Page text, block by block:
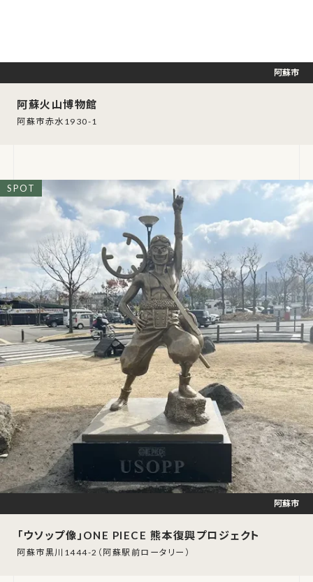
阿蘇火山博物館
阿蘇市赤水1930-1
阿蘇市
「ウソップ像」ONE PIECE 熊本復興プロジェクト
阿蘇市黒川1444-2（阿蘇駅前ロータリー）
阿蘇市